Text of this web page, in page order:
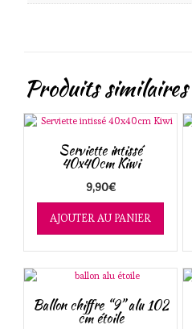
Produits similaires
Serviette intissé
40x40cm Kiwi
9,90€
AJOUTER AU PANIER
Ballon chiffre “9” alu 102
cm étoile